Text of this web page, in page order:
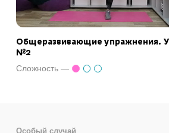
Общеразвивающие упражнения.
№2
Сложность —
Особый случай